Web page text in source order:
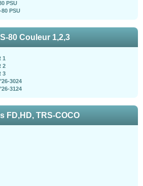
PSU
PSU
80 Couleur 1,2,3
1
2
3
3024
3124
FD,HD, TRS-COCO